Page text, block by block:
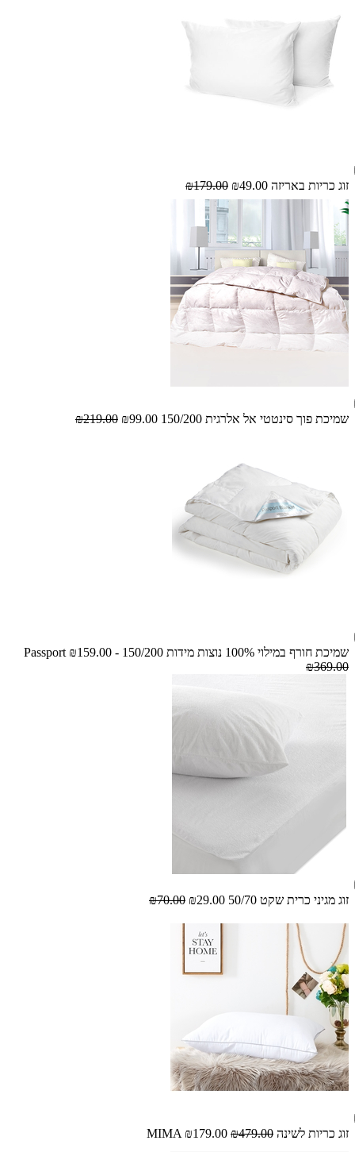
זוג כריות באריזה ₪49.00
₪179.00
שמיכת פוך סינטטי אל אלרגית 150/200 ₪99.00
₪219.00
שמיכת חורף במילוי 100% נוצות מידות 150/200 - Passport
₪159.00
₪369.00
זוג מגיני כרית שקט 50/70 ₪29.00
₪70.00
זוג כריות לשינה MIMA ₪179.00 ₪479.00